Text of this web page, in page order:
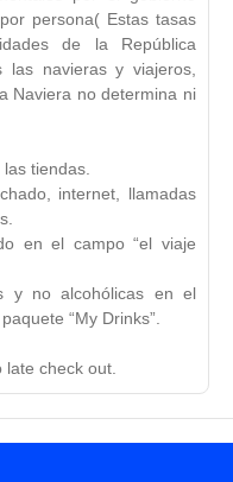
persona( Estas tasas
de la República
navieras y viajeros,
Naviera no determina ni
tiendas.
internet, llamadas
en el campo “el viaje
y no alcohólicas en el
“My Drinks”.
check out.